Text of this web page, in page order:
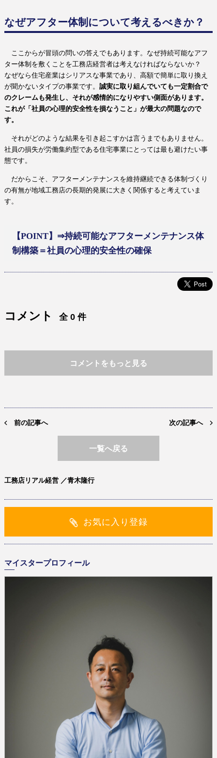
なぜアフター体制について考えるべきか？
ここからが冒頭の問いの答えでもあります。 なぜ持続可能なアフ
ター体制を敷くことを工務店経営者は考えなければならないか？
なぜなら住宅産業はシリアスな事業であり、高額で簡単に取り換え
が聞かないタイプの事業です。 誠実に取り組んでいても一定割合で
のクレームも発生し、それが感情的になりやすい側面があります。
これが「社員の心理的安全性を損なうこと」が最大の問題なので
す。
それがどのような結果を引き起こすかは言うまでもありません。
社員の損失が労働集約型である住宅事業にとっては最も避けたい事
態です。
だからこそ、アフターメンテナンスを維持継続できる体制づくり
の有無が地域工務店の長期的発展に大きく関係すると考えていま
す。
【POINT】 ⇒持続可能なアフターメンテナンス体
制構築＝社員の心理的安全性の確保
コメント 全 0 件
コメントをもっと見る
前の記事へ 次の記事へ
一覧へ戻る
工務店リアル経営 ／青木隆行
お気に入り登録
マイスタープロフィール